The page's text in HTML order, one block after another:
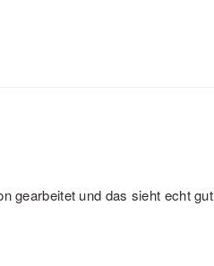
gearbeitet und das sieht echt gut